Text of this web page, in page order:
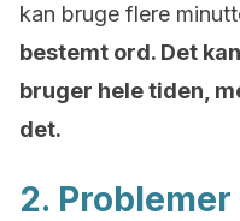
kan bruge flere
bestemt ord. Det
bruger hele tiden,
det.
2.